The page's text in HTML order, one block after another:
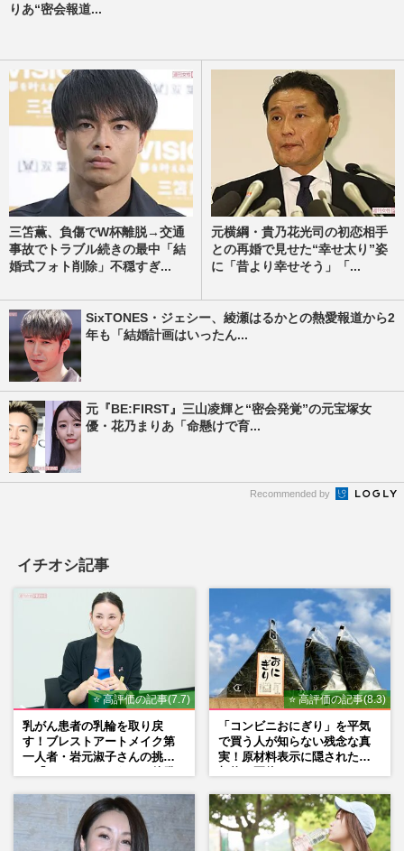
りあ“密会報道...
三笘薫、負傷でW杯離脱→交通
事故でトラブル続きの最中「結
婚式フォト削除」不穏すぎ...
元横綱・貴乃花光司の初恋相手
との再婚で見せた“幸せ太り”姿
に「昔より幸せそう」「...
SixTONES・ジェシー、綾瀬はるかとの熱愛報道から2
年も「結婚計画はいったん...
元『BE:FIRST』三山凌輝と“密会発覚”の元宝塚女
優・花乃まりあ「命懸けで育...
Recommended by
イチオシ記事
⭐ 高評価の記事(7.7)
乳がん患者の乳輪を取り戻
す！ブレストアートメイク第
一人者・岩元淑子さんの挑戦
⭐ 高評価の記事(8.3)
「コンビニおにぎり」を平気
で買う人が知らない残念な真
実！原材料表示に隠された添